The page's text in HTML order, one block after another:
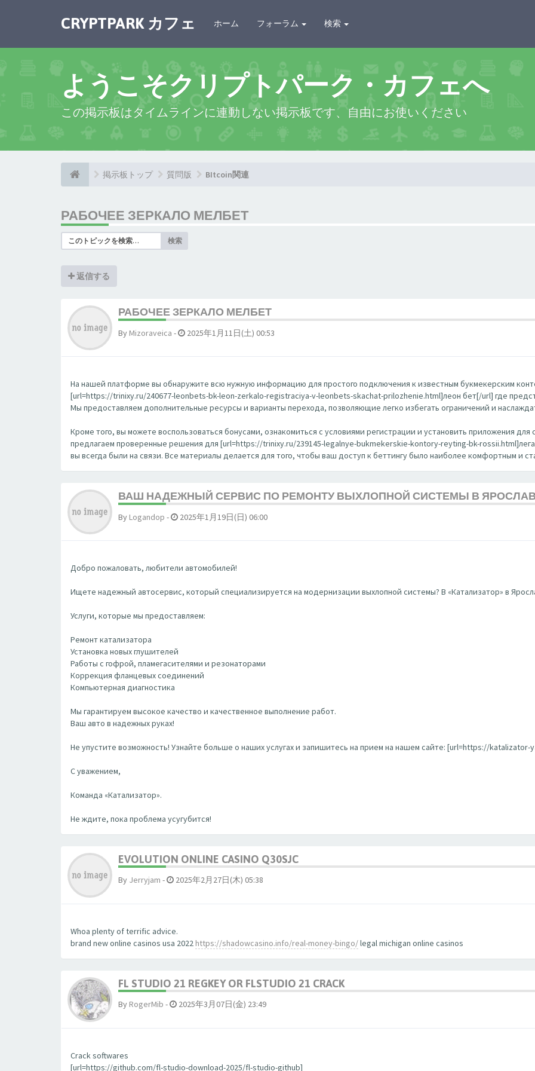
CRYPTPARK カフェ ホーム フォーラム 検索
ようこそクリプトパーク・カフェへ
この掲示板はタイムラインに連動しない掲示板です、自由にお使いください
掲示板トップ 質問版 BItcoin関連
РАБОЧЕЕ ЗЕРКАЛО МЕЛБЕТ
検索
返信する
РАБОЧЕЕ ЗЕРКАЛО МЕЛБЕТ
By Mizoraveica - 2025年1月11日(土) 00:53
На нашей платформе вы обнаружите всю нужную информацию для простого подключения к известным букмекерским
[url=https://trinixy.ru/240677-leonbets-bk-leon-zerkalo-registraciya-v-leonbets-skachat-prilozhenie.html]леон бет[/url] где
Мы предоставляем дополнительные ресурсы и варианты перехода, позволяющие легко избегать ограничений и
Кроме того, вы можете воспользоваться бонусами, ознакомиться с условиями регистрации и установить приложения
предлагаем проверенные решения для [url=https://trinixy.ru/239145-legalnye-bukmekerskie-kontory-reyting-bk-
вы всегда были на связи. Все материалы делается для того, чтобы ваш доступ к беттингу было наиболее комфортным и
ВАШ НАДЕЖНЫЙ СЕРВИС ПО РЕМОНТУ ВЫХЛОПНОЙ СИСТЕМЫ В
By Logandop - 2025年1月19日(日) 06:00
Добро пожаловать, любители автомобилей!
Ищете надежный автосервис, который специализируется на модернизации выхлопной системы? В «Катализатор» в
Услуги, которые мы предоставляем:
Ремонт катализатора
Установка новых глушителей
Работы с гофрой, пламегасителями и резонаторами
Коррекция фланцевых соединений
Компьютерная диагностика
Мы гарантируем высокое качество и качественное выполнение работ.
Ваш авто в надежных руках!
Не упустите возможность! Узнайте больше о наших услугах и запишитесь на прием на нашем сайте: [url=https://
С уважением,
Команда «Катализатор».
Не ждите, пока проблема усугубится!
EVOLUTION ONLINE CASINO Q30SJC
By Jerryjam - 2025年2月27日(木) 05:38
Whoa plenty of terrific advice.
brand new online casinos usa 2022 https://shadowcasino.info/real-money-bingo/legal michigan online casinos
FL STUDIO 21 REGKEY OR FLSTUDIO 21 CRACK
By RogerMib - 2025年3月07日(金) 23:49
Crack softwares
[url=https://github.com/fl-studio-download-2025/fl-studio-github]